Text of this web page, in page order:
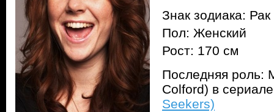
Знак зодиака: Рак
Пол: Женский
Рост: 170 см
Последняя роль:
Colford) в
Seekers)